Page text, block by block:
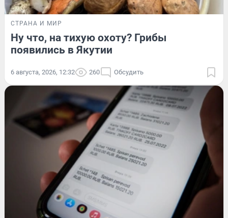
СТРАНА И МИР
Ну что, на тихую охоту? Грибы
появились в Якутии
6 августа, 2026, 12:32 260 Обсудить